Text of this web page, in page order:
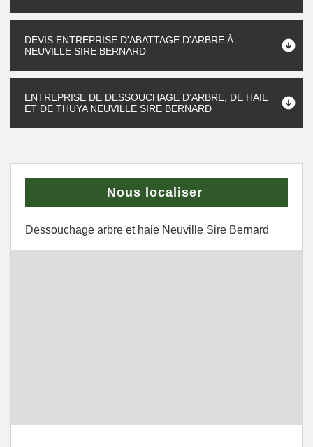
DEVIS ENTREPRISE D'ABATTAGE D'ARBRE À
NEUVILLE SIRE BERNARD
ENTREPRISE DE DESSOUCHAGE D’ARBRE, DE HAIE
ET DE THUYA NEUVILLE SIRE BERNARD
Nous localiser
Dessouchage arbre et haie Neuville Sire Bernard